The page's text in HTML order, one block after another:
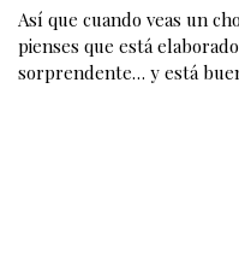
Así que cuando veas un
pienses que está
sorprendente… y está